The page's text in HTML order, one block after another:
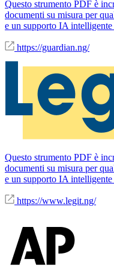
Questo strumento PDF è
documenti su misura per
e un supporto IA
https://guardian.ng/
Questo strumento PDF è
documenti su misura per
e un supporto IA
https://www.legit.ng/